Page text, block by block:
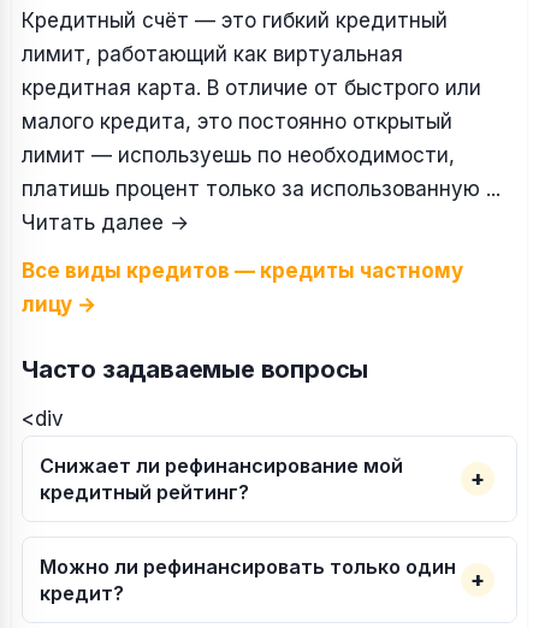
Кредитный счёт — это гибкий кредитный
лимит, работающий как виртуальная
кредитная карта. В отличие от быстрого или
малого кредита, это постоянно открытый
лимит — используешь по необходимости,
платишь процент только за использованную ...
Читать далее →
Все виды кредитов — кредиты частному
лицу →
Часто задаваемые вопросы
<div
Снижает ли рефинансирование мой
кредитный рейтинг?
Можно ли рефинансировать только один
кредит?